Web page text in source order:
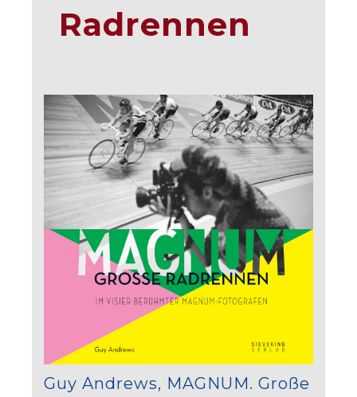
Radrennen
Guy Andrews, MAGNUM. Große